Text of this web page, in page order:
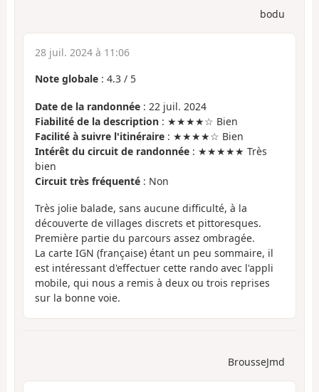
bodu
28 juil. 2024 à 11:06
Note globale : 4.3 / 5
Date de la randonnée : 22 juil. 2024
Fiabilité de la description : ★★★★☆ Bien
Facilité à suivre l'itinéraire : ★★★★☆ Bien
Intérêt du circuit de randonnée : ★★★★★ Très
bien
Circuit très fréquenté : Non
Très jolie balade, sans aucune difficulté, à la
découverte de villages discrets et pittoresques.
Première partie du parcours assez ombragée.
La carte IGN (française) étant un peu sommaire, il
est intéressant d'effectuer cette rando avec l'appli
mobile, qui nous a remis à deux ou trois reprises
sur la bonne voie.
BrousseJmd